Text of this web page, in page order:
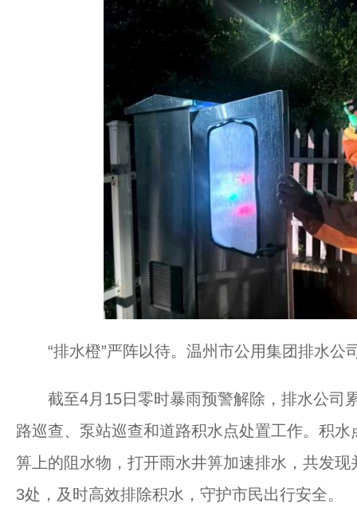
“排水橙”严阵以待。温州市公用集团排水公
截至4月15日零时暴雨预警解除，排水公司
路巡查、泵站巡查和道路积水点处置工作。积
箅上的阻水物，打开雨水井箅加速排水，共发
3处，及时高效排除积水，守护市民出行安全。